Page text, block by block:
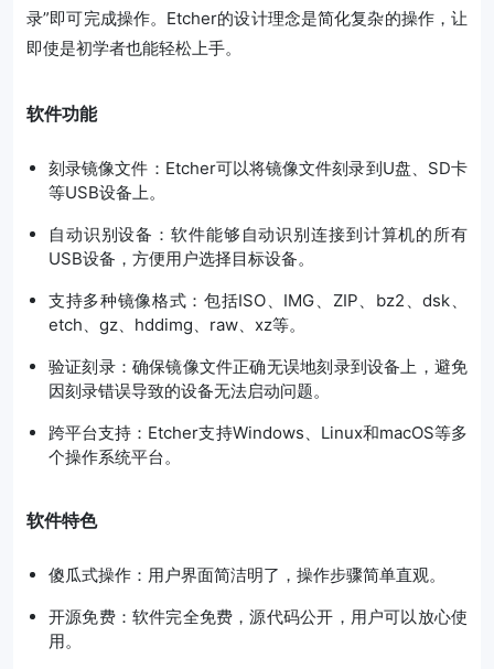
录”即可完成操作。Etcher的设计理念是简化复杂的操作，让
即使是初学者也能轻松上手。
软件功能
刻录镜像文件：Etcher可以将镜像文件刻录到U盘、SD卡
等USB设备上。
自动识别设备：软件能够自动识别连接到计算机的所有
USB设备，方便用户选择目标设备。
支持多种镜像格式：包括ISO、IMG、ZIP、bz2、dsk、
etch、gz、hddimg、raw、xz等。
验证刻录：确保镜像文件正确无误地刻录到设备上，避免
因刻录错误导致的设备无法启动问题。
跨平台支持：Etcher支持Windows、Linux和macOS等多
个操作系统平台。
软件特色
傻瓜式操作：用户界面简洁明了，操作步骤简单直观。
开源免费：软件完全免费，源代码公开，用户可以放心使
用。